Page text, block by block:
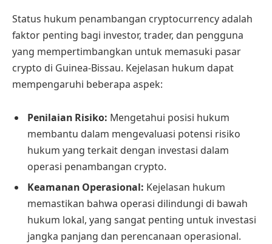
Status hukum penambangan cryptocurrency adalah
faktor penting bagi investor, trader, dan pengguna
yang mempertimbangkan untuk memasuki pasar
crypto di Guinea-Bissau. Kejelasan hukum dapat
mempengaruhi beberapa aspek:
Penilaian Risiko: Mengetahui posisi hukum
membantu dalam mengevaluasi potensi risiko
hukum yang terkait dengan investasi dalam
operasi penambangan crypto.
Keamanan Operasional: Kejelasan hukum
memastikan bahwa operasi dilindungi di bawah
hukum lokal, yang sangat penting untuk investasi
jangka panjang dan perencanaan operasional.